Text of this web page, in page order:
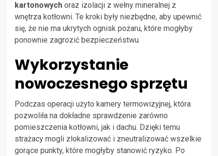
kartonowych oraz izolacji z wełny mineralnej z
wnętrza kotłowni. Te kroki były niezbędne, aby upewnić
się, że nie ma ukrytych ognisk pożaru, które mogłyby
ponownie zagrozić bezpieczeństwu.
Wykorzystanie
nowoczesnego sprzętu
Podczas operacji użyto kamery termowizyjnej, która
pozwoliła na dokładne sprawdzenie zarówno
pomieszczenia kotłowni, jak i dachu. Dzięki temu
strażacy mogli zlokalizować i zneutralizować wszelkie
gorące punkty, które mogłyby stanowić ryzyko. Po